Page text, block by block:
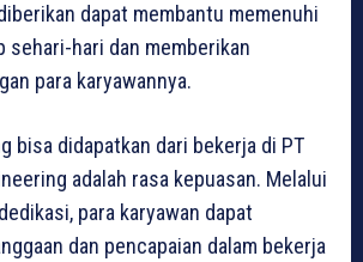
dapat membantu memenuhi
sehari-hari dan memberikan
para karyawannya.
bisa didapatkan dari bekerja di PT
adalah rasa kepuasan. Melalui
para karyawan dapat
dan pencapaian dalam bekerja